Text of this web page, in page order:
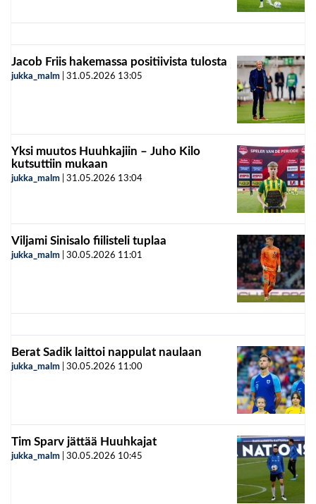
Jacob Friis hakemassa positiivista tulosta
jukka_malm 31.05.2026 13:05
Yksi muutos Huuhkajiin – Juho Kilo
kutsuttiin mukaan
jukka_malm 31.05.2026 13:04
Viljami Sinisalo fiilisteli tuplaa
jukka_malm 30.05.2026 11:01
Berat Sadik laittoi nappulat naulaan
jukka_malm 30.05.2026 11:00
Tim Sparv jättää Huuhkajat
jukka_malm 30.05.2026 10:45